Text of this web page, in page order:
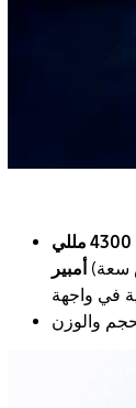
4300 مللي
أمبير (نفس سعة Flip 7)، لكن سامسونج تركز على جعلها "أذكى" من خلال